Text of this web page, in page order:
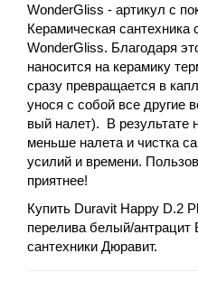
WonderGliss - артикул с
Керамическая
WonderGliss. Благодаря
наносится на керамику
сразу превращается в
унося с собой все другие
вый налет). В результате
меньше налета и чистка
усилий и времени.
приятнее!
Купить Duravit Happy D.2
перелива белый/антрацит
сантехники Дюравит.